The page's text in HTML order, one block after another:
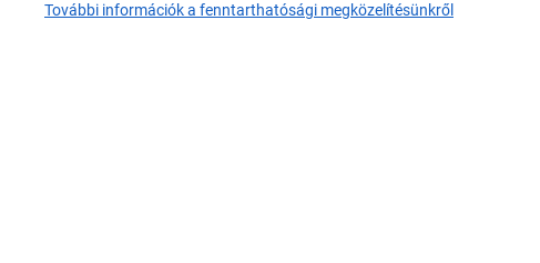
További információk a fenntarthatósági megközelítésünkről